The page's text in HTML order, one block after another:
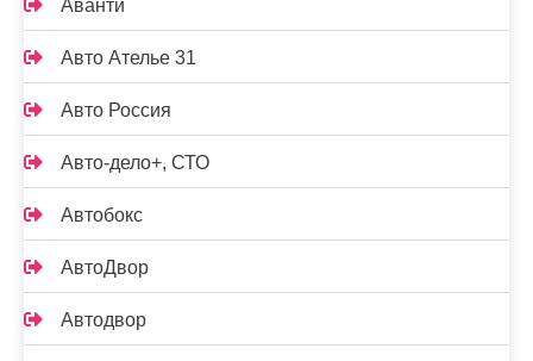
Аванти
Авто Ателье 31
Авто Россия
Авто-дело+, СТО
Автобокс
АвтоДвор
Автодвор